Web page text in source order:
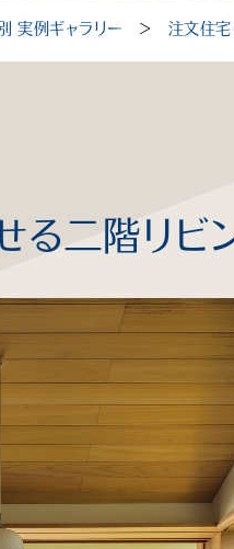
実例ギャラリー ＞ 注文住宅
二階リビン